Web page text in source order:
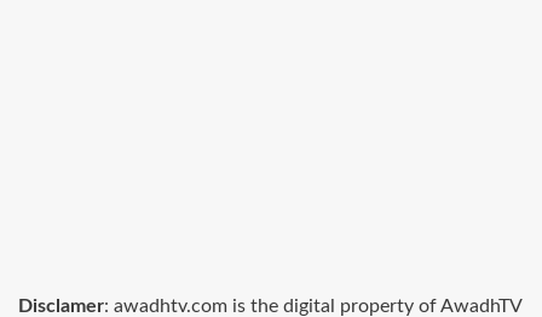
Disclamer: awadhtv.com is the digital property of AwadhTV